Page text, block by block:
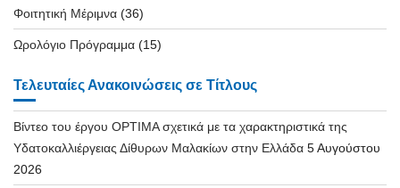
Φοιτητική Μέριμνα (36)
Ωρολόγιο Πρόγραμμα (15)
Τελευταίες Ανακοινώσεις σε Τίτλους
Βίντεο του έργου OPTIMA σχετικά με τα χαρακτηριστικά της
Υδατοκαλλιέργειας Δίθυρων Μαλακίων στην Ελλάδα 5 Αυγούστου
2026